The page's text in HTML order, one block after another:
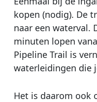
kopen (nodig). De
naar een waterval.
minuten lopen
Pipeline Trail is
waterleidingen die
Het is daarom ook